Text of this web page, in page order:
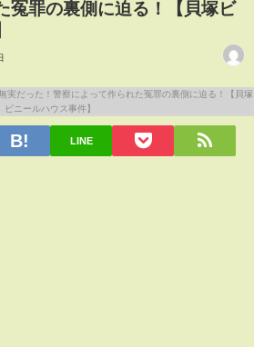
冤罪の裏側に迫る！【貝塚ビ
LINE